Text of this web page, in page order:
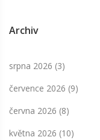
Archiv
srpna 2026 (3)
července 2026 (9)
června 2026 (8)
května 2026 (10)